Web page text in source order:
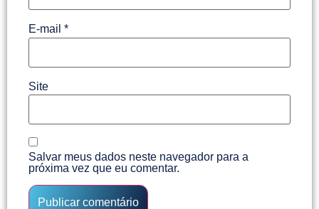
E-mail *
Site
Salvar meus dados neste navegador para a
próxima vez que eu comentar.